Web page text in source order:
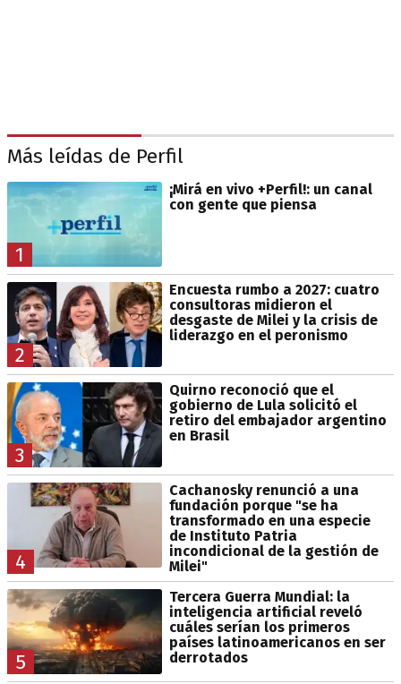
Más leídas de Perfil
1
¡Mirá en vivo +Perfil!: un canal
con gente que piensa
2
Encuesta rumbo a 2027: cuatro
consultoras midieron el
desgaste de Milei y la crisis de
liderazgo en el peronismo
3
Quirno reconoció que el
gobierno de Lula solicitó el
retiro del embajador argentino
en Brasil
4
Cachanosky renunció a una
fundación porque "se ha
transformado en una especie
de Instituto Patria
incondicional de la gestión de
Milei"
5
Tercera Guerra Mundial: la
inteligencia artificial reveló
cuáles serían los primeros
países latinoamericanos en ser
derrotados